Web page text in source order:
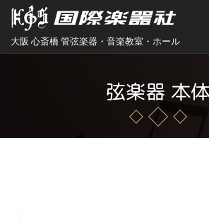
大阪 心斎橋 管弦楽器・音楽教室・ホール
弦楽器 本